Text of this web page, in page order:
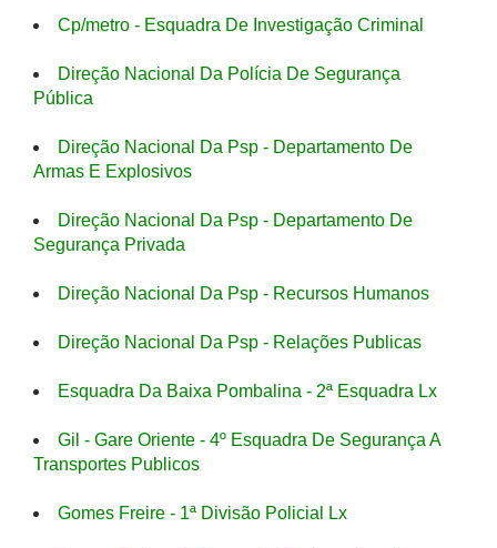
Cp/metro - Esquadra De Investigação Criminal
Direção Nacional Da Polícia De Segurança
Pública
Direção Nacional Da Psp - Departamento De
Armas E Explosivos
Direção Nacional Da Psp - Departamento De
Segurança Privada
Direção Nacional Da Psp - Recursos Humanos
Direção Nacional Da Psp - Relações Publicas
Esquadra Da Baixa Pombalina - 2ª Esquadra Lx
Gil - Gare Oriente - 4º Esquadra De Segurança A
Transportes Publicos
Gomes Freire - 1ª Divisão Policial Lx